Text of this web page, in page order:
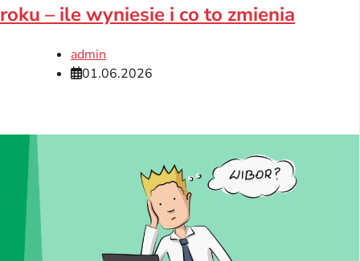
roku – ile wyniesie i co to zmienia
admin
01.06.2026